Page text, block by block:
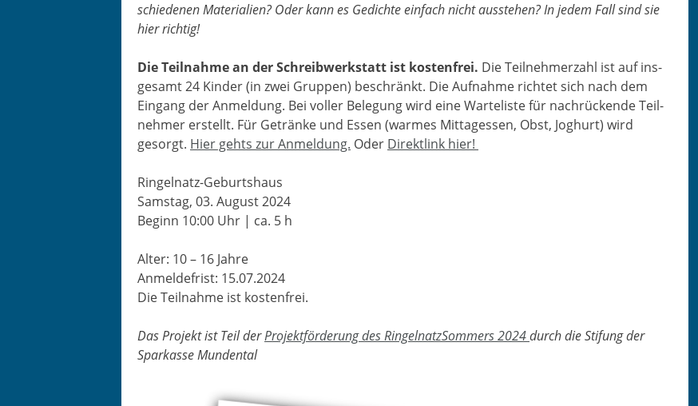
schiede­nen Mate­ri­alien? Oder kann es Gedichte ein­fach nicht ausste­hen? In jedem Fall sind sie
hier richtig!
Die Teil­nahme an der Schreib­w­erk­statt ist kosten­frei. Die Teil­nehmerzahl ist auf ins­
ge­samt 24 Kinder (in zwei Grup­pen) beschränkt. Die Auf­nahme richtet sich nach dem
Ein­gang der Anmel­dung. Bei voller Bele­gung wird eine Warteliste für nachrück­ende Teil­
nehmer erstellt. Für Getränke und Essen (warmes Mit­tagessen, Obst, Joghurt) wird
gesorgt. Hier gehts zur Anmel­dung. Oder Direk­tlink hier!
Ringel­natz-Geburtshaus
Sam­stag, 03. August 2024
Beginn 10:00 Uhr | ca. 5 h
Alter: 10 – 16 Jahre
Anmelde­frist: 15.07.2024
Die Teil­nahme ist kostenfrei.
Das Pro­jekt ist Teil derPro­jek­t­förderung des Ringel­natz­Som­mers 2024durch die Sti­fung der
Sparkasse Mundental